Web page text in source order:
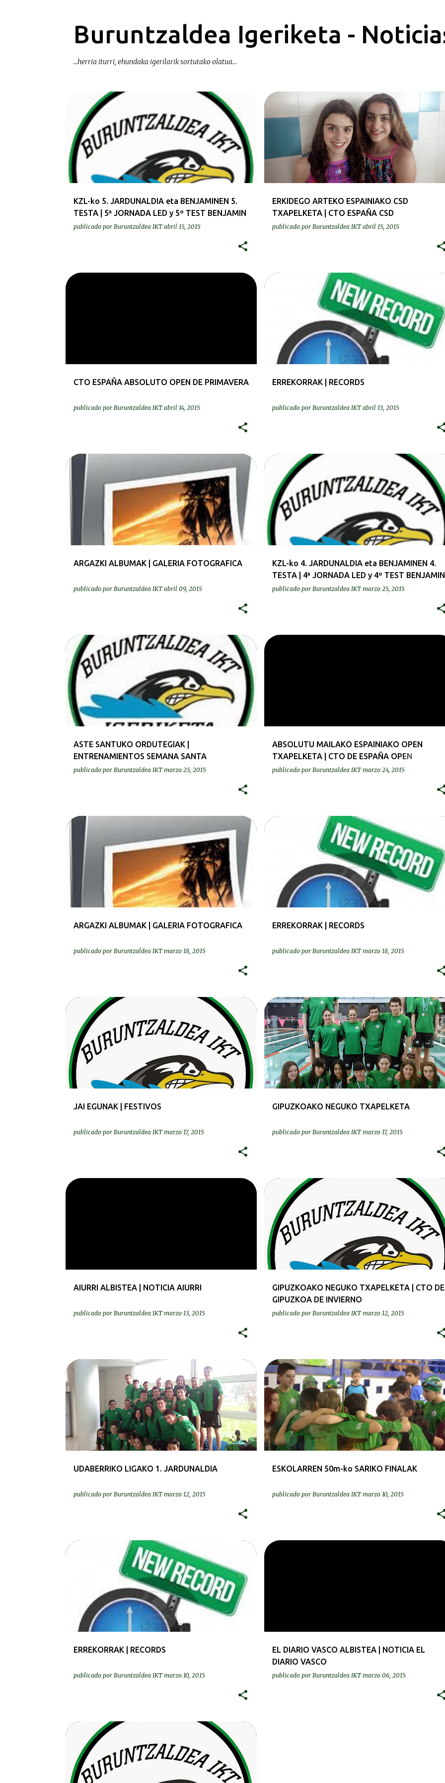
Buruntzaldea Igeriketa -
...herria iturri, ehundaka igerilarik sortutako olatua...
r
a
d
KZL-ko 5. JARDUNALDIA eta BENJAMINEN 5.
TESTA | 5ª JORNADA LED y 5º TEST BENJAMIN
publicado por Buruntzaldea IKT abril 15, 2015
ERKIDEGO ARTEKO ESPAINIAKO CSD
TXAPELKETA | CTO ESPAÑA CSD
COMUNIDADES AUTONOMAS
publicado por Buruntzaldea IKT abril 15, 2015
SELEKZIOA | SELECCION
CTO ESPAÑA ABSOLUTO OPEN DE PRIMAVERA
publicado por Buruntzaldea IKT abril 14, 2015
ERREKORRAK | RECORDS
publicado por Buruntzaldea IKT abril 13, 2015
ERREKORRAK | RECORDS
ARGAZKI ALBUMAK | GALERIA FOTOGRAFICA
publicado por Buruntzaldea IKT abril 09, 2015
ARGAZKIAK | FOTOS
KZL-ko 4. JARDUNALDIA eta BENJAMINEN 4.
TESTA | 4ª JORNADA LED y 4º TEST BENJAMIN
publicado por Buruntzaldea IKT marzo 25, 2015
DEIALDIAK-CONVOCATORIAS
ASTE SANTUKO ORDUTEGIAK |
ENTRENAMIENTOS SEMANA SANTA
publicado por Buruntzaldea IKT marzo 25, 2015
BEREZIAK | ESPECIALES GURASOAK | PADRES Y MADRES
ABSOLUTU MAILAKO ESPAINIAKO OPEN
TXAPELKETA | CTO DE ESPAÑA OPEN
ABSOLUTO
publicado por Buruntzaldea IKT marzo 24, 2015
ARGAZKI ALBUMAK | GALERIA FOTOGRAFICA
publicado por Buruntzaldea IKT marzo 18, 2015
ARGAZKIAK | FOTOS
ERREKORRAK | RECORDS
publicado por Buruntzaldea IKT marzo 18, 2015
ERREKORRAK | RECORDS
JAI EGUNAK | FESTIVOS
publicado por Buruntzaldea IKT marzo 17, 2015
GURASOAK | PADRES Y MADRES
GIPUZKOAKO NEGUKO TXAPELKETA
publicado por Buruntzaldea IKT marzo 17, 2015
KRONIKAK-CRÓNICAS
AIURRI ALBISTEA | NOTICIA AIURRI
publicado por Buruntzaldea IKT marzo 13, 2015
GIPUZKOAKO NEGUKO TXAPELKETA | CTO DE
GIPUZKOA DE INVIERNO
publicado por Buruntzaldea IKT marzo 12, 2015
DEIALDIAK-CONVOCATORIAS
UDABERRIKO LIGAKO 1. JARDUNALDIA
publicado por Buruntzaldea IKT marzo 12, 2015
KRONIKAK-CRÓNICAS
ESKOLARREN 50m-ko SARIKO FINALAK
publicado por Buruntzaldea IKT marzo 10, 2015
KRONIKAK-CRÓNICAS
ERREKORRAK | RECORDS
publicado por Buruntzaldea IKT marzo 10, 2015
ERREKORRAK | RECORDS
EL DIARIO VASCO ALBISTEA | NOTICIA EL
DIARIO VASCO
publicado por Buruntzaldea IKT marzo 06, 2015
DEIALDIAK-CONVOCATORIAS